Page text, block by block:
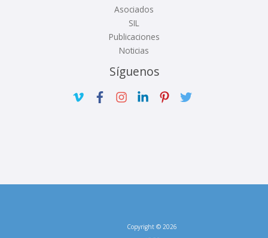
Asociados
SIL
Publicaciones
Noticias
Síguenos
Copyright © 2026